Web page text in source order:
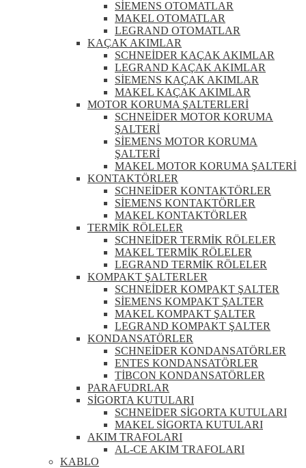
SİEMENS OTOMATLAR
MAKEL OTOMATLAR
LEGRAND OTOMATLAR
KAÇAK AKIMLAR
SCHNEİDER KAÇAK AKIMLAR
LEGRAND KAÇAK AKIMLAR
SİEMENS KAÇAK AKIMLAR
MAKEL KAÇAK AKIMLAR
MOTOR KORUMA ŞALTERLERİ
SCHNEİDER MOTOR KORUMA
ŞALTERİ
SİEMENS MOTOR KORUMA
ŞALTERİ
MAKEL MOTOR KORUMA ŞALTERİ
KONTAKTÖRLER
SCHNEİDER KONTAKTÖRLER
SİEMENS KONTAKTÖRLER
MAKEL KONTAKTÖRLER
TERMİK RÖLELER
SCHNEİDER TERMİK RÖLELER
MAKEL TERMİK RÖLELER
LEGRAND TERMİK RÖLELER
KOMPAKT ŞALTERLER
SCHNEİDER KOMPAKT ŞALTER
SİEMENS KOMPAKT ŞALTER
MAKEL KOMPAKT ŞALTER
LEGRAND KOMPAKT ŞALTER
KONDANSATÖRLER
SCHNEİDER KONDANSATÖRLER
ENTES KONDANSATÖRLER
TİBCON KONDANSATÖRLER
PARAFUDRLAR
SİGORTA KUTULARI
SCHNEİDER SİGORTA KUTULARI
MAKEL SİGORTA KUTULARI
AKIM TRAFOLARI
AL-CE AKIM TRAFOLARI
KABLO